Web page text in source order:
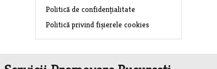
Politică de confidențialitate
Politică privind fișierele cookies